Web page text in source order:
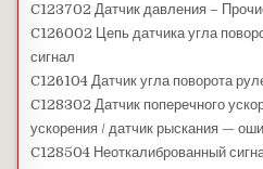
C123702 Датчик давления –
C126002 Цепь датчика угла
сигнал
C126104 Датчик угла поворота
C128302 Датчик поперечного
ускорения / датчик рыскания —
C128504 Неоткалиброванный